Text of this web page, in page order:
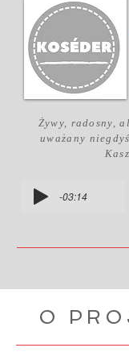
Żywy, radosny,
uważany
-03:14
O